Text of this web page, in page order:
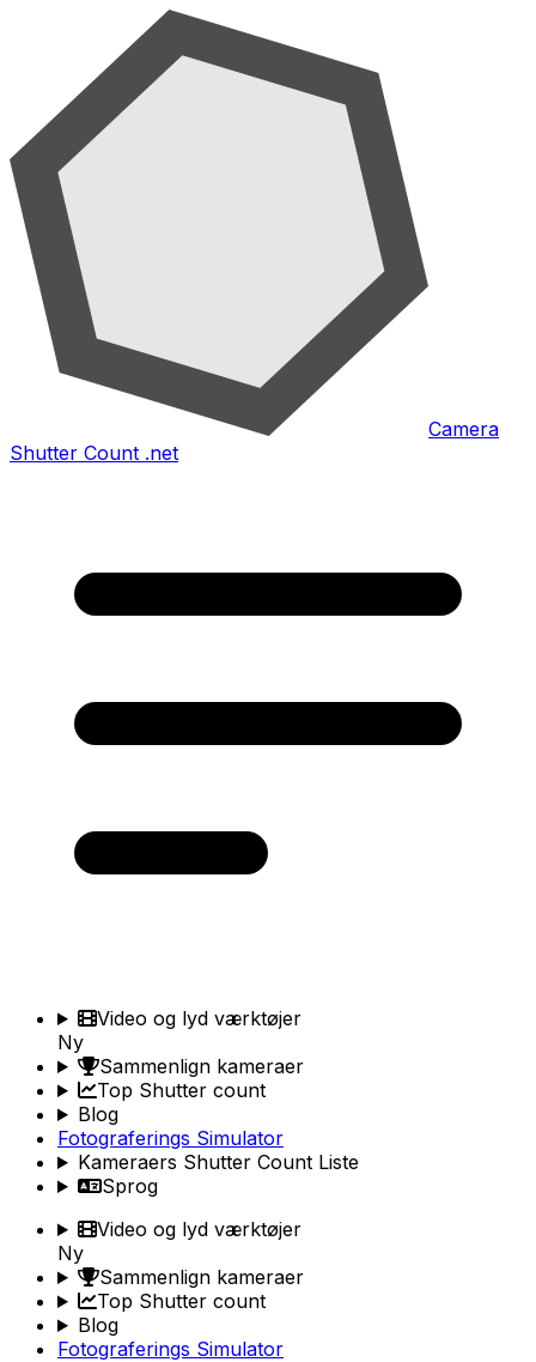
Camera
Shutter Count .net
Video og lyd værktøjer
Ny
Sammenlign kameraer
Top Shutter count
Blog
Fotograferings Simulator
Kameraers Shutter Count Liste
Sprog
Video og lyd værktøjer
Ny
Sammenlign kameraer
Top Shutter count
Blog
Fotograferings Simulator